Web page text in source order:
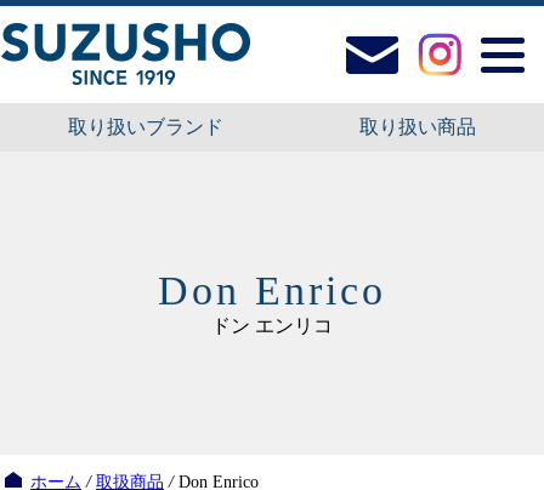
取り扱いブランド 取り扱い商品
Don Enrico
ドン エンリコ
ホーム / 取扱商品 / Don Enrico